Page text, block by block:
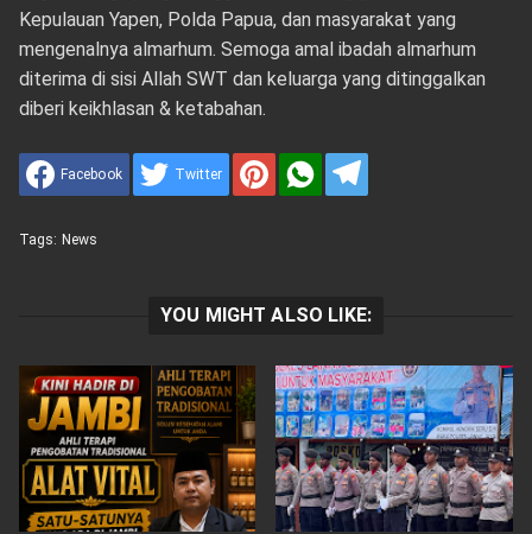
Kepulauan Yapen, Polda Papua, dan masyarakat yang
mengenalnya almarhum. Semoga amal ibadah almarhum
diterima di sisi Allah SWT dan keluarga yang ditinggalkan
diberi keikhlasan & ketabahan.
Facebook Twitter
Tags: News
YOU MIGHT ALSO LIKE: